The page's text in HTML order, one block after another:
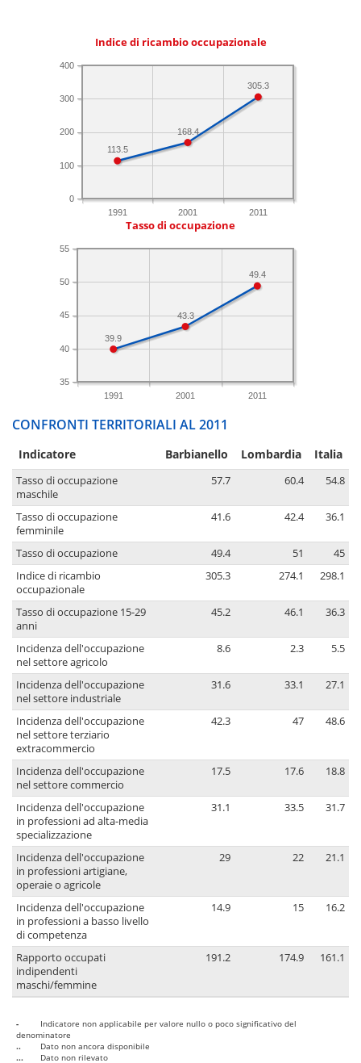
Indice di ricambio occupazionale
1991 2001 2011
0
100
200
300
400
305.3
168.4
113.5
Tasso di occupazione
1991 2001 2011
35
40
45
50
55
49.4
43.3
39.9
CONFRONTI TERRITORIALI AL 2011
Indicatore Barbianello Lombardia Italia
Tasso di occupazione
maschile
57.7 60.4 54.8
Tasso di occupazione
femminile
41.6 42.4 36.1
Tasso di occupazione 49.4 51
45
Indice di ricambio
occupazionale
305.3 274.1 298.1
Tasso di occupazione 15-29
anni
45.2 46.1 36.3
Incidenza dell'occupazione
nel settore agricolo
8.6 2.3 5.5
Incidenza dell'occupazione
nel settore industriale
31.6 33.1 27.1
Incidenza dell'occupazione
nel settore terziario
extracommercio
42.3 47 48.6
Incidenza dell'occupazione
nel settore commercio
17.5 17.6 18.8
Incidenza dell'occupazione
in professioni ad alta-media
specializzazione
31.1 33.5 31.7
Incidenza dell'occupazione
in professioni artigiane,
operaie o agricole
29 22 21.1
Incidenza dell'occupazione
in professioni a basso livello
di competenza
14.9 15 16.2
Rapporto occupati
indipendenti
maschi/femmine
191.2 174.9 161.1
-
Indicatore non applicabile per valore nullo o poco significativo del
denominatore
..
Dato non ancora disponibile
...
Dato non rilevato